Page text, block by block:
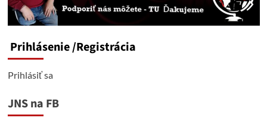
Prihlásenie/Registrácia
Prihlásiť sa
JNS na FB